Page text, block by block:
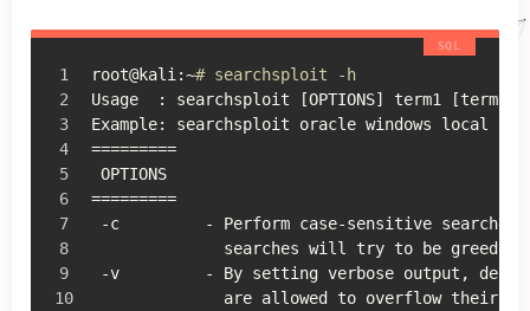
root@kali:~# searchsploit -h
Usage  : searchsploit [OPTIONS] term1
Example: searchsploit oracle windows local
=========
OPTIONS
=========
-c         - Perform case-sensitive
searches will try to be greedy
-v         - By setting verbose output,
are allowed to overflow their